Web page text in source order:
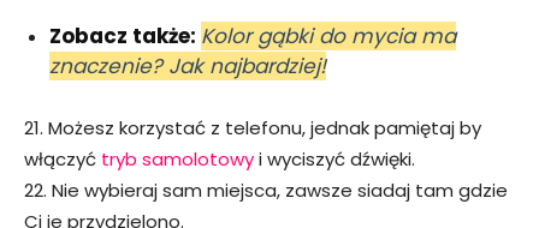
Zobacz także: Kolor gąbki do mycia ma
znaczenie? Jak najbardziej!
21. Możesz korzystać z telefonu, jednak pamiętaj by
włączyć tryb samolotowyi wyciszyć dźwięki.
22. Nie wybieraj sam miejsca, zawsze siadaj tam gdzie
Ci je przydzielono.